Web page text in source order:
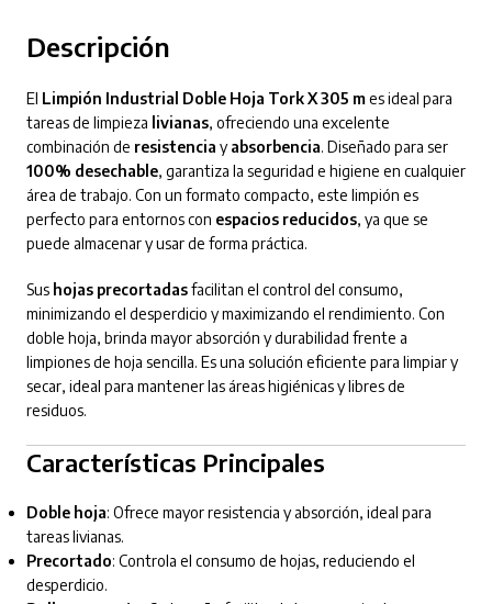
Descripción
El Limpión Industrial Doble Hoja Tork X 305 mes ideal para
tareas de limpieza livianas, ofreciendo una excelente
combinación de resistencia yabsorbencia. Diseñado para ser
100% desechable, garantiza la seguridad e higiene en cualquier
área de trabajo. Con un formato compacto, este limpión es
perfecto para entornos con espacios reducidos, ya que se
puede almacenar y usar de forma práctica.
Sus hojas precortadasfacilitan el control del consumo,
minimizando el desperdicio y maximizando el rendimiento. Con
doble hoja, brinda mayor absorción y durabilidad frente a
limpiones de hoja sencilla. Es una solución eficiente para limpiar y
secar, ideal para mantener las áreas higiénicas y libres de
residuos.
Características Principales
Doble hoja: Ofrece mayor resistencia y absorción, ideal para
tareas livianas.
Precortado: Controla el consumo de hojas, reduciendo el
desperdicio.